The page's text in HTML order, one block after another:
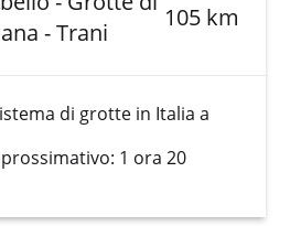
- Trani
105 km
di grotte in Italia a
1 ora 20